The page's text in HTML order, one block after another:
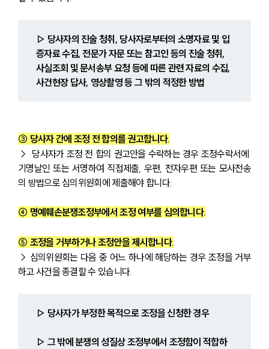
▷ 당사자의 진술 청취, 당사자로부터의 소명자료 및 입
증자료 수집, 전문가 자문 또는 참고인 등의 진술 청취,
사실조회 및 문서송부 요청 등에 따른 관련 자료의 수집,
사건현장 답사, 영상촬영 등 그 밖의 적정한 방법
③ 당사자 간에 조정 전 합의를 권고합니다.
→  당사자가 조정 전 합의 권고안을 수락하는 경우 조정수락서에
기명날인 또는 서명하여 직접제출, 우편, 전자우편 또는 모사전송
의 방법으로 심의위원회에 제출해야 합니다.
④ 명예훼손분쟁조정부에서 조정 여부를 심의합니다.
⑤ 조정을 거부하거나 조정안을 제시합니다.
→ 심의위원회는 다음 중 어느 하나에 해당하는 경우 조정을 거부
하고 사건을 종결할 수 있습니다.
▷ 당사자가 부정한 목적으로 조정을 신청한 경우
▷ 그 밖에 분쟁의 성질상 조정부에서 조정함이 적합하